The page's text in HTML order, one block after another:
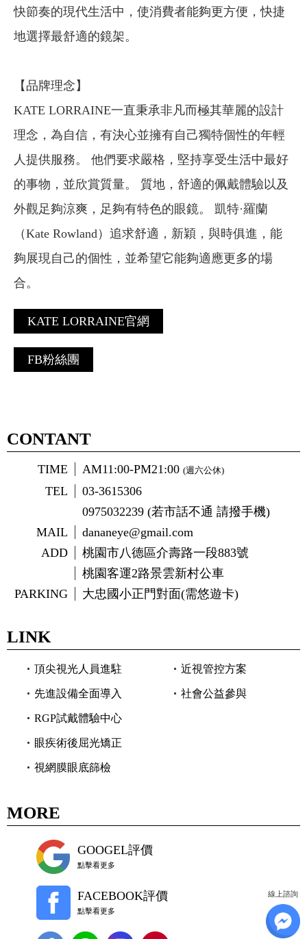
線上諮詢
快節奏的現代生活中，使消費者能夠更方便，快捷
地選擇最舒適的鏡架。
【品牌理念】
KATE LORRAINE一直秉承非凡而極其華麗的設計
理念，為自信，有決心並擁有自己獨特個性的年輕
人提供服務。 他們要求嚴格，堅持享受生活中最好
的事物，並欣賞質量。 質地，舒適的佩戴體驗以及
外觀足夠涼爽，足夠有特色的眼鏡。 凱特·羅蘭
（Kate Rowland）追求舒適，新穎，與時俱進，能
夠展現自己的個性，並希望它能夠適應更多的場
合。
KATE LORRAINE官網
FB粉絲團
CONTANT
TIME AM11:00-PM21:00 (週六公休)
TEL
03-3615306
0975032239 (若市話不通 請撥手機)
MAIL
dananeye@gmail.com
ADD
桃園市八德區介壽路一段883號
桃園客運2路景雲新村公車
PARKING
大忠國小正門對面(需悠遊卡)
LINK
頂尖視光人員進駐
先進設備全面導入
RGP試戴體驗中心
眼疾術後屈光矯正
視網膜眼底篩檢
近視管控方案
社會公益參與
MORE
GOOGEL評價
點擊看更多
FACEBOOK評價
點擊看更多